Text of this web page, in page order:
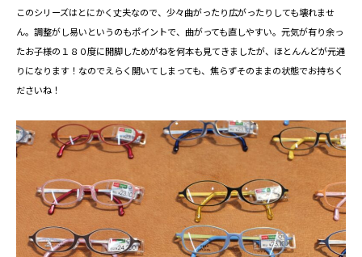
このシリーズはとにかく丈夫なので、少々曲がったり広がったりしても壊れませ
ん。調整がし易いというのもポイントで、曲がっても直しやすい。元気が有り余っ
たお子様の１８０度に開脚しためがねを何本も見てきましたが、ほとんんどが元通
りになります！なのでえらく開いてしまっても、焦らずそのままの状態でお持ちく
ださいね！